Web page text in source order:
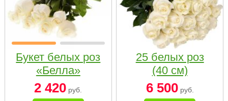
Букет белых роз
«Белла»
2 420 руб.
25 белых роз
(40 см)
6 500руб.